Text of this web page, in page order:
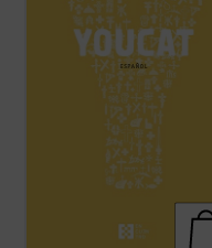
Sí, tenéis que estar más ...
(ver ficha)